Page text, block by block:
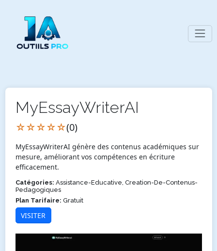
MyEssayWriterAI
☆☆☆☆☆(0)
MyEssayWriterAI génère des contenus académiques sur
mesure, améliorant vos compétences en écriture
efficacement.
Catégories: Assistance-Educative, Creation-De-Contenus-
Pedagogiques
Plan Tarifaire: Gratuit
VISITER